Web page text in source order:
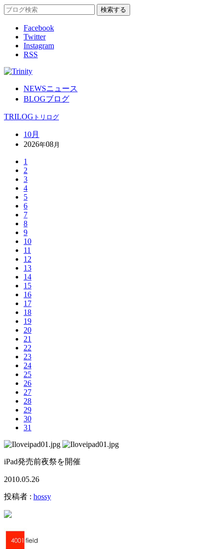
Facebook
Twitter
Instagram
RSS
NEWSニュース
BLOGブログ
TRILOG トリログ
10月
2026年08月
1
2
3
4
5
6
7
8
9
10
11
12
13
14
15
16
17
18
19
20
21
22
23
24
25
26
27
28
29
30
31
iPad発売前夜祭を開催
2010.05.26
投稿者 : hossy